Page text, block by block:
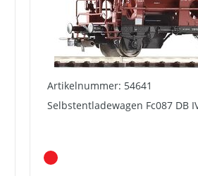
Artikelnummer: 54641
Selbstentladewagen Fc087 DB